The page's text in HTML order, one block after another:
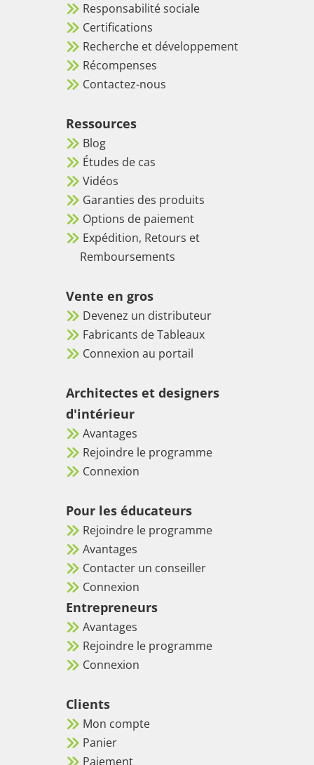
Responsabilité sociale
Certifications
Recherche et développement
Récompenses
Contactez-nous
Ressources
Blog
Études de cas
Vidéos
Garanties des produits
Options de paiement
Expédition, Retours et
Remboursements
Vente en gros
Devenez un distributeur
Fabricants de Tableaux
Connexion au portail
Architectes et designers
d'intérieur
Avantages
Rejoindre le programme
Connexion
Pour les éducateurs
Rejoindre le programme
Avantages
Contacter un conseiller
Connexion
Entrepreneurs
Avantages
Rejoindre le programme
Connexion
Clients
Mon compte
Panier
Paiement